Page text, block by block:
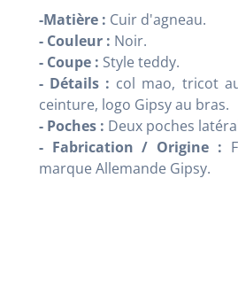
-Matière : Cuir d'agneau.
- Couleur : Noir.
- Coupe : Style teddy.
- Détails : col mao, tricot
ceinture, logo Gipsy au bras.
- Poches : Deux poches
- Fabrication / Origine :
marque Allemande Gipsy.